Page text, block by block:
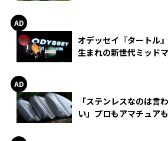
オデッセイ『タートル
生まれの新世代ミッド
「ステンレスなのは言
い」プロもアマチュア